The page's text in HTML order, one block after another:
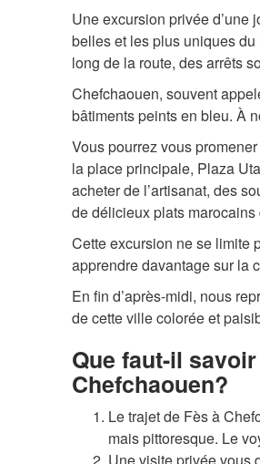
Une excursion privée d’une
belles et les plus uniques
long de la route, des arrêts
Chefchaouen, souvent
bâtiments peints en bleu. À
Vous pourrez vous
la place principale, Plaza
acheter de l’artisanat, des
de délicieux plats
Cette excursion ne se limite
apprendre davantage sur la
En fin d’après-midi, nous
de cette ville colorée et
Que faut-il
Chefchaouen?
Le trajet de Fès à
mais pittoresque. Le